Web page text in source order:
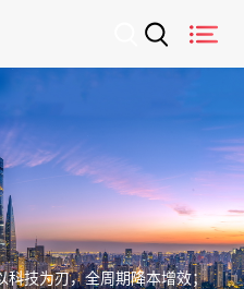
科技为刃，全周期降本增效；